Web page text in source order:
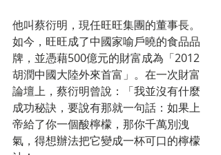
他叫蔡衍明，現任旺旺集團的董事長。
如今，旺旺成了中國家喻戶曉的食品品
牌，並憑藉500億元的財富成為「2012
胡潤中國大陸外來首富」。在一次財富
論壇上，蔡衍明曾說：「我並沒有什麼
成功秘訣，要說有那就一句話：如果上
帝給了你一個酸檸檬，那你千萬別洩
氣，得想辦法把它變成一杯可口的檸檬